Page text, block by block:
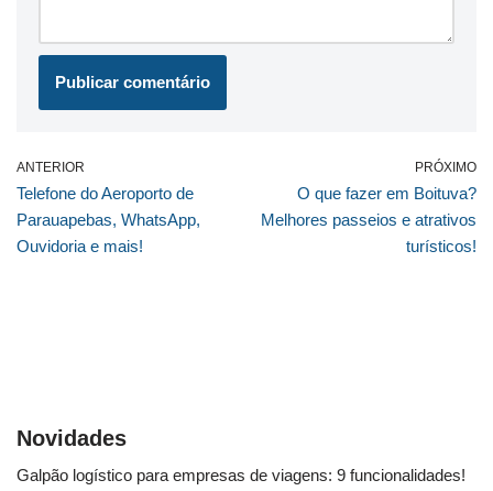
ANTERIOR
Telefone do Aeroporto de
Parauapebas, WhatsApp,
Ouvidoria e mais!
PRÓXIMO
O que fazer em Boituva?
Melhores passeios e atrativos
turísticos!
Novidades
Galpão logístico para empresas de viagens: 9 funcionalidades!